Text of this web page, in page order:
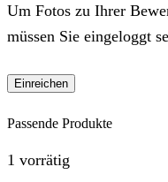
Um Fotos zu Ihrer
müssen Sie eingeloggt
Passende Produkte
1 vorrätig